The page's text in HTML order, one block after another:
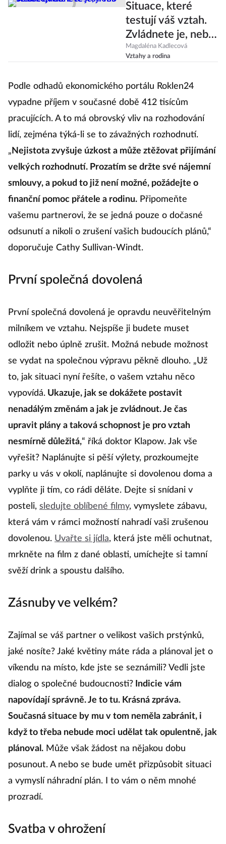
Situace, které
testují váš vztah.
Zvládnete je, nebo
se rozejdete?
Magdaléna Kadlecová
Vztahy a rodina
Podle odhadů ekonomického portálu Roklen24
vypadne příjem v současné době 412 tisícům
pracujících. A to má obrovský vliv na rozhodování
lidí, zejména týká-li se to závažných rozhodnutí.
„ Nejistota zvyšuje úzkost a může ztěžovat přijímání
velkých rozhodnutí. Prozatím se držte své nájemní
smlouvy, a pokud to již není možné, požádejte o
finanční pomoc přátele a rodinu. Připomeňte
vašemu partnerovi, že se jedná pouze o dočasné
odsunutí a nikoli o zrušení vašich budoucích plánů,“
doporučuje Cathy Sullivan-Windt.
První společná dovolená
První společná dovolená je opravdu neuvěřitelným
milníkem ve vztahu. Nejspíše ji budete muset
odložit nebo úplně zrušit. Možná nebude možnost
se vydat na společnou výpravu pěkně dlouho. „Už
to, jak situaci nyní řešíte, o vašem vztahu něco
vypovídá. Ukazuje, jak se dokážete postavit
nenadálým změnám a jak je zvládnout. Je čas
upravit plány a taková schopnost je pro vztah
nesmírně důležitá,“ říká doktor Klapow. Jak vše
vyřešit? Naplánujte si pěší výlety, prozkoumejte
parky u vás v okolí, naplánujte si dovolenou doma a
vyplňte ji tím, co rádi děláte. Dejte si snídani v
posteli, sledujte oblíbené filmy, vymyslete zábavu,
která vám v rámci možností nahradí vaši zrušenou
dovolenou. Uvařte si jídla, která jste měli ochutnat,
mrkněte na film z dané oblasti, umíchejte si tamní
svěží drink a spoustu dalšího.
Zásnuby ve velkém?
Zajímal se váš partner o velikost vašich prstýnků,
jaké nosíte? Jaké květiny máte ráda a plánoval jet o
víkendu na místo, kde jste se seznámili? Vedli jste
dialog o společné budoucnosti? Indicie vám
napovídají správně. Je to tu. Krásná zpráva.
Současná situace by mu v tom neměla zabránit, i
když to třeba nebude moci udělat tak opulentně, jak
plánoval. Může však žádost na nějakou dobu
posunout. A nebo se bude umět přizpůsobit situaci
a vymyslí náhradní plán. I to vám o něm mnohé
prozradí.
Svatba v ohrožení